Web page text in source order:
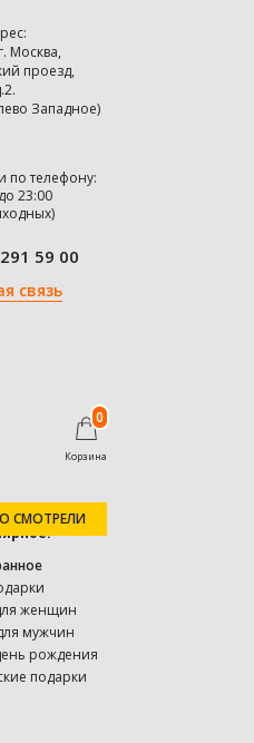
Москва,
проезд,
Западное)
по телефону:
23:00
59 00
связь
женщин
мужчин
рождения
подарки
0
Корзина
СМОТРЕЛИ